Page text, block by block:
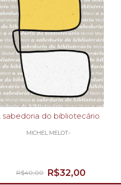
sabedoria do bibliotecário
MICHEL MELOT-
R$32,00
R$40,00